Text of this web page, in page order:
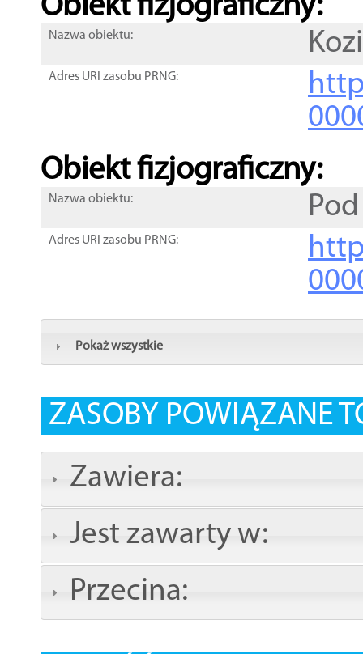
Obiekt fizjograficzny:
Nazwa obiektu:
Adres URI zasobu PRNG:
Obiekt fizjograficzny:
Nazwa obiektu:
Adres URI zasobu PRNG:
Pokaż wszystkie
ZASOBY POWIĄZANE
Zawiera:
Jest zawarty w:
Przecina: